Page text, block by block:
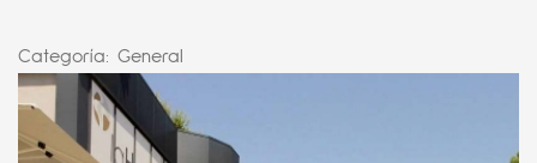
Categoría: General